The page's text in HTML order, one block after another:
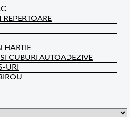
REPERTOARE
HARTIE
CUBURI AUTOADEZIVE
URI